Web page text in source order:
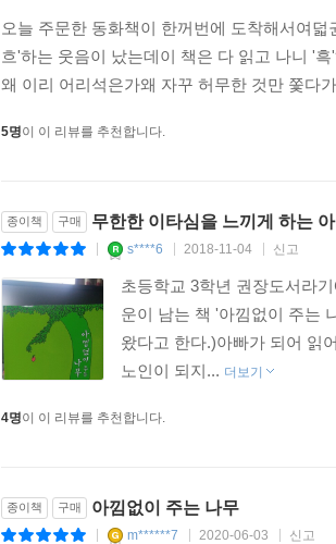
오늘 주문한 동화책이 한꺼번에 도착해서여
흐'하는 웃음이 났는데이 책은 다 읽고 나니 '
왜 이리 어리석은가왜 자꾸 허무한 것만 쫓다
5명이 이 리뷰를 추천합니다.
종이책 구매 무한한 이타심을 느끼게 하는
s****6 2018-11-04 신고
초등학교 3학년 권장도서라
운이 남는 책 '아낌없이 주는
왔다고 한다.)아빠가 되어 읽
노인이 되지... 더보기
4명이 이 리뷰를 추천합니다.
종이책 구매 아낌없이 주는 나무
m******7 2020-06-03 신고